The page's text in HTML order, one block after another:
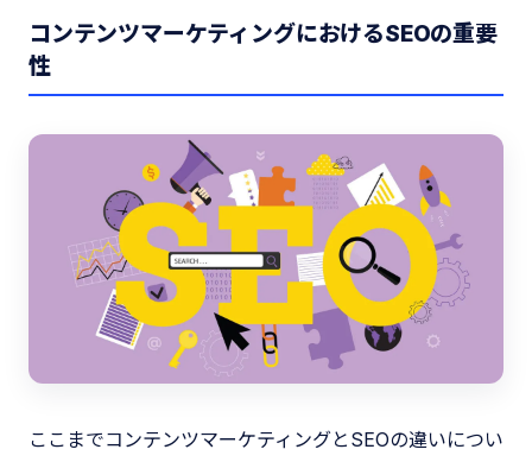
コンテンツマーケティングにおけるSEOの重要
性
ここまでコンテンツマーケティングとSEOの違いについ